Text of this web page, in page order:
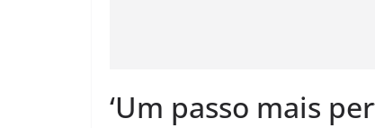
‘Um passo mais